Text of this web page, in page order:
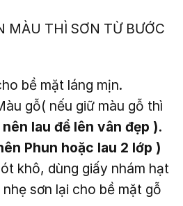
MÀU THÌ SƠN TỪ BƯỚC
bề mặt láng mịn.
gỗ( nếu giữ màu gỗ thì
nên lau để lên vân đẹp ).
Phun hoặc lau 2 lớp )
khô, dùng giấy nhám hạt
sơn lại cho bề mặt gỗ